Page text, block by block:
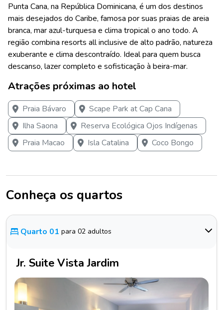
Punta Cana, na República Dominicana, é um dos destinos
mais desejados do Caribe, famosa por suas praias de areia
branca, mar azul-turquesa e clima tropical o ano todo. A
região combina resorts all inclusive de alto padrão, natureza
exuberante e clima descontraído. Ideal para quem busca
descanso, lazer completo e sofisticação à beira-mar.
Atrações próximas ao hotel
Praia Bávaro
Scape Park at Cap Cana
Ilha Saona
Reserva Ecológica Ojos Indígenas
Praia Macao
Isla Catalina Coco Bongo
Conheça os quartos
Quarto 01 para 02 adultos
Jr. Suite Vista Jardim